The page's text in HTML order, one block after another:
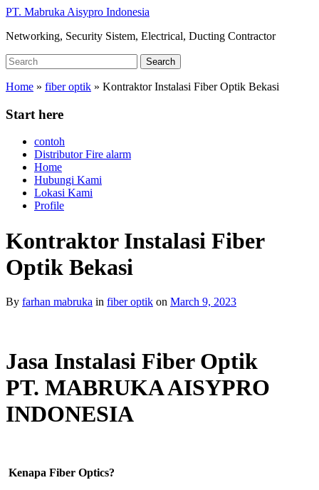
Skip
main
PT. Mabruka Aisypro Indonesia
Networking, Security Sistem, Electrical, Ducting Contractor
Search
for:
Search
Home » fiber optik » Kontraktor Instalasi Fiber Optik Bekasi
Start here
contoh
Distributor Fire alarm
Home
Hubungi Kami
Lokasi Kami
Profile
Kontraktor Instalasi Fiber
Optik Bekasi
By farhan mabruka in fiber optik on March 9, 2023
Jasa Instalasi Fiber Optik
PT. MABRUKA AISYPRO
INDONESIA
Kenapa Fiber Optics?